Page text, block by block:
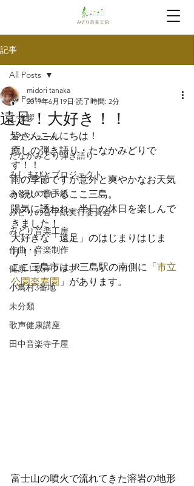
記事
All Posts
ご挨拶
スケジュール
たなかみどり弾き語り
みしまびとプロジェクト
みどりの音手紙
みどりの音手紙実行委員会
みどり音楽工房
作曲・音楽制作
健康！歌声クラブ
小鳥村3番地
未分類
歌声健康講座
田中音楽寺子屋
All Posts
遠足！大好き！！
midori tanaka
2019年6月19日 読了時間: 2分
皆さんこんにちは！
癒しの弾き語り・たなかみどりで
す！！
雨の季節ですが意外と爽やかなお天気
が続いているここ三島。
陽気に誘われ、半日の休日を楽しんで
きました！
大好きな「遠足」のはじまりはじま
り！！
ここ三島市はJR三島駅の南側に「市立
公園楽寿園 」があります。
富士山の噴火で流れてきた溶岩の地形